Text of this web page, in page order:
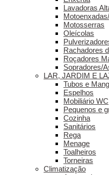
Lavadoras
Motosserras
Oleícolas
Rachadores
Roçadores
Sopradores/
LAR, JARDIM E
Tubos e
Espelhos
Mobiliário WC
Pequenos e
Cozinha
Sanitários
Rega
Menage
Toalheiros
Torneiras
Climatização